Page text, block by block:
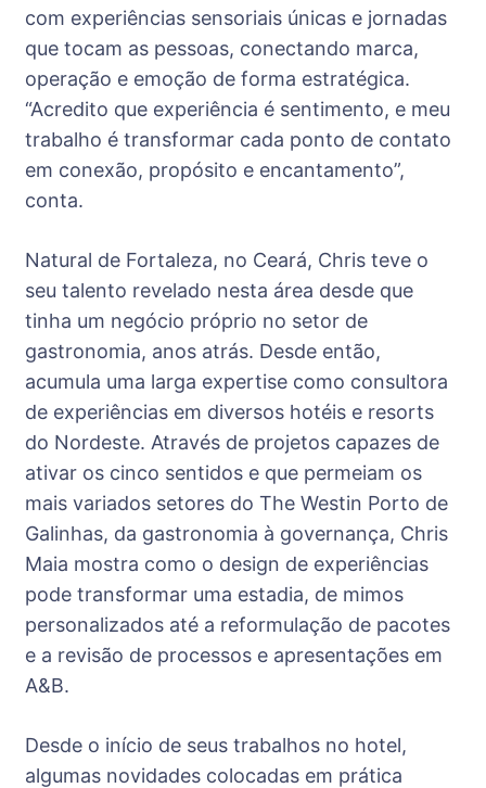
com experiências sensoriais únicas e jornadas
que tocam as pessoas, conectando marca,
operação e emoção de forma estratégica.
“Acredito que experiência é sentimento, e meu
trabalho é transformar cada ponto de contato
em conexão, propósito e encantamento”,
conta.
Natural de Fortaleza, no Ceará, Chris teve o
seu talento revelado nesta área desde que
tinha um negócio próprio no setor de
gastronomia, anos atrás. Desde então,
acumula uma larga expertise como consultora
de experiências em diversos hotéis e resorts
do Nordeste. Através de projetos capazes de
ativar os cinco sentidos e que permeiam os
mais variados setores do The Westin Porto de
Galinhas, da gastronomia à governança, Chris
Maia mostra como o design de experiências
pode transformar uma estadia, de mimos
personalizados até a reformulação de pacotes
e a revisão de processos e apresentações em
A&B.
Desde o início de seus trabalhos no hotel,
algumas novidades colocadas em prática